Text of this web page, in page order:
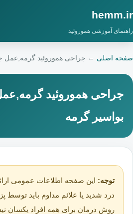
hemm.ir
راهنمای آموزشی هموروئید
صفحه اصلی ← جراحی هموروئید گرمه,عمل
جراحی هموروئید
بواسیر گرمه
توجه: این صفحه اطلاعات عمومی
درد شدید یا علائم مداوم باید توسط
روش درمان برای همه افراد یکسان